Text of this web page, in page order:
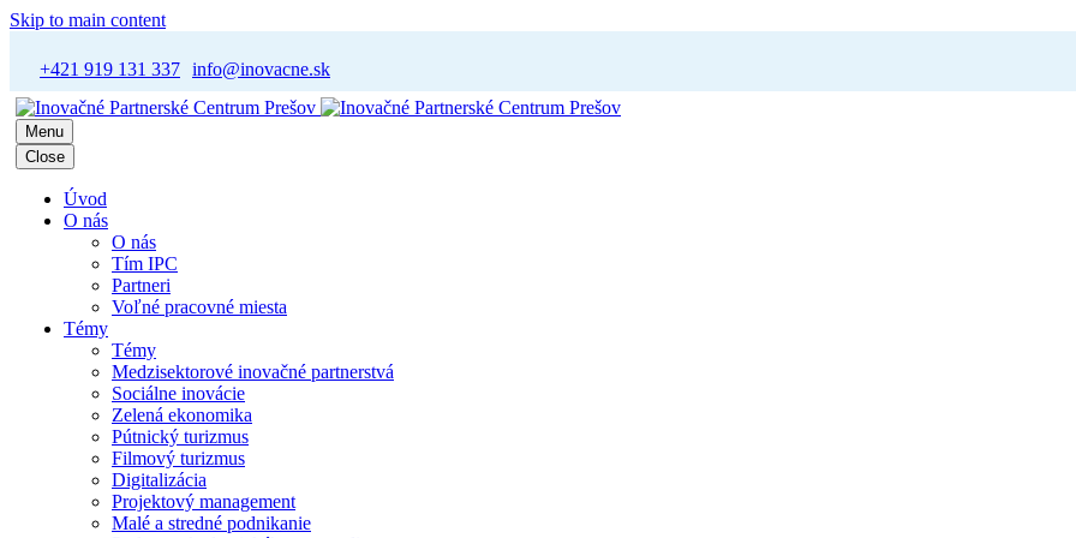
Skip to main content
+421 919 131 337 info@inovacne.sk
Menu
Close
Úvod
O nás
O nás
Tím IPC
Partneri
Voľné pracovné miesta
Témy
Témy
Medzisektorové inovačné partnerstvá
Sociálne inovácie
Zelená ekonomika
Pútnický turizmus
Filmový turizmus
Digitalizácia
Projektový management
Malé a stredné podnikanie